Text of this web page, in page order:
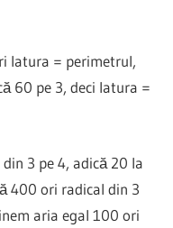
latura = perimetrul,
60 pe 3, deci latura =
3 pe 4, adică 20 la
400 ori radical din 3
aria egal 100 ori